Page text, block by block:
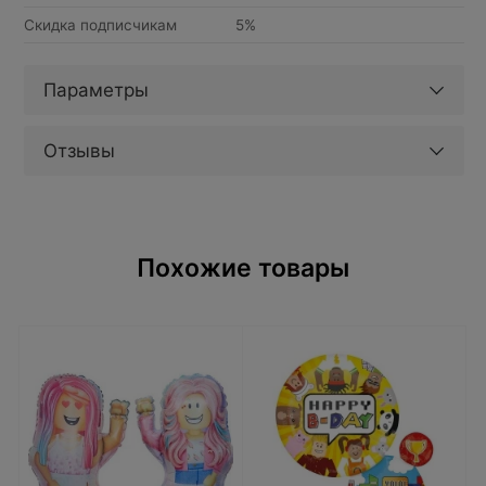
Скидка подписчикам 5%
Параметры
Отзывы
Похожие товары